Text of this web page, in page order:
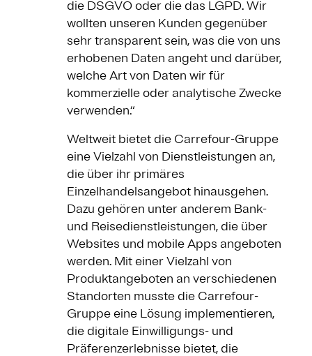
die DSGVO oder die das LGPD. Wir
wollten unseren Kunden gegenüber
sehr transparent sein, was die von uns
erhobenen Daten angeht und darüber,
welche Art von Daten wir für
kommerzielle oder analytische Zwecke
verwenden.“
Weltweit bietet die Carrefour-Gruppe
eine Vielzahl von Dienstleistungen an,
die über ihr primäres
Einzelhandelsangebot hinausgehen.
Dazu gehören unter anderem Bank-
und Reisedienstleistungen, die über
Websites und mobile Apps angeboten
werden. Mit einer Vielzahl von
Produktangeboten an verschiedenen
Standorten musste die Carrefour-
Gruppe eine Lösung implementieren,
die digitale Einwilligungs- und
Präferenzerlebnisse bietet, die